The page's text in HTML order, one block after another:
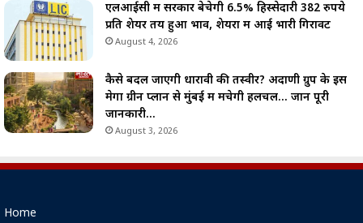
एलआईसी में सरकार बेचेगी 6.5% हिस्सेदारी 382 रुपये
प्रति शेयर तय हुआ भाव, शेयरों में आई भारी गिरावट
August 4, 2026
कैसे बदल जाएगी धारावी की तस्वीर? अदाणी ग्रुप के इस
मेगा ग्रीन प्लान से मुंबई में मचेगी हलचल… जानें पूरी
जानकारी…
August 3, 2026
Home